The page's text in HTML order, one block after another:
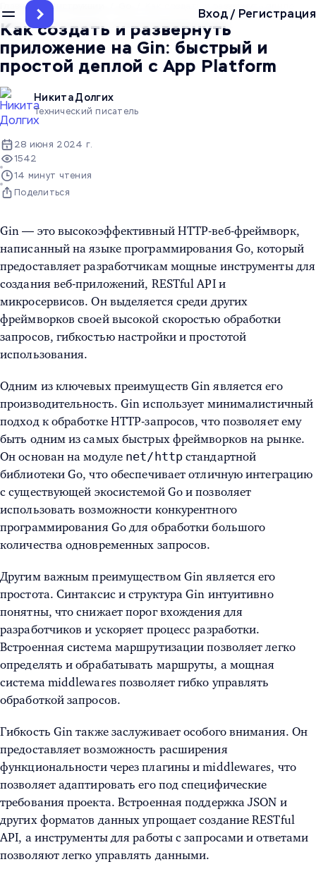
Вход/ Регистрация
Главная Инструкции
Как создать и развернуть
приложение на Gin: быстрый и
простой деплой с App Platform
Никита Долгих
Технический писатель
28 июня 2024 г.
1542
14 минут чтения
Поделиться
Gin — это высокоэффективный HTTP-веб-фреймворк,
написанный на языке программирования Go, который
предоставляет разработчикам мощные инструменты для
создания веб-приложений, RESTful API и
микросервисов. Он выделяется среди других
фреймворков своей высокой скоростью обработки
запросов, гибкостью настройки и простотой
использования.
Одним из ключевых преимуществ Gin является его
производительность. Gin использует минималистичный
подход к обработке HTTP-запросов, что позволяет ему
быть одним из самых быстрых фреймворков на рынке.
Он основан на модуле net/httpстандартной
библиотеки Go, что обеспечивает отличную интеграцию
с существующей экосистемой Go и позволяет
использовать возможности конкурентного
программирования Go для обработки большого
количества одновременных запросов.
Другим важным преимуществом Gin является его
простота. Синтаксис и структура Gin интуитивно
понятны, что снижает порог вхождения для
разработчиков и ускоряет процесс разработки.
Встроенная система маршрутизации позволяет легко
определять и обрабатывать маршруты, а мощная
система middlewares позволяет гибко управлять
обработкой запросов.
Гибкость Gin также заслуживает особого внимания. Он
предоставляет возможность расширения
функциональности через плагины и middlewares, что
позволяет адаптировать его под специфические
требования проекта. Встроенная поддержка JSON и
других форматов данных упрощает создание RESTful
API, а инструменты для работы с запросами и ответами
позволяют легко управлять данными.